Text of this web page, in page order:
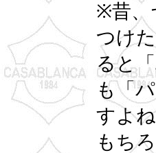
※昔、
つけ
ると
も「
すよ
もち